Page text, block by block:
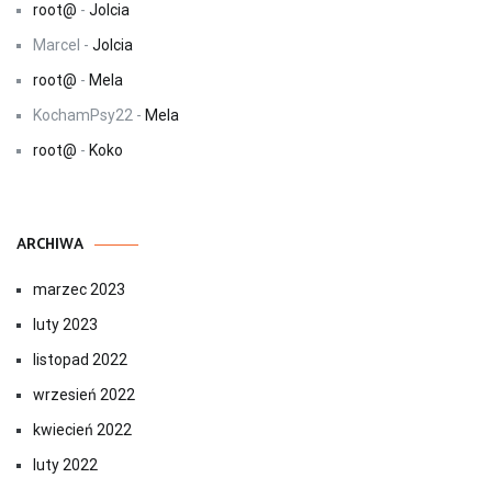
root@ - Jolcia
Marcel - Jolcia
root@ - Mela
KochamPsy22 - Mela
root@ - Koko
ARCHIWA
marzec 2023
luty 2023
listopad 2022
wrzesień 2022
kwiecień 2022
luty 2022